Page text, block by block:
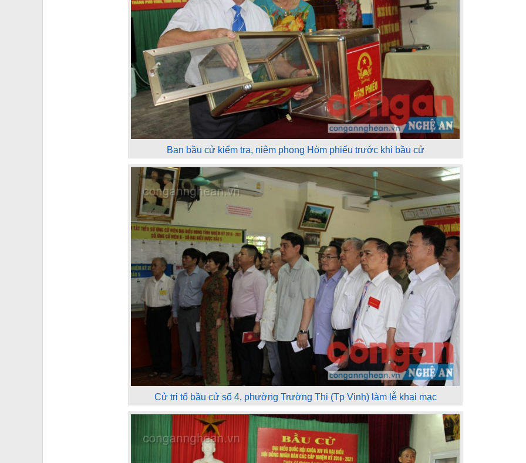
Ban bầu cử kiểm tra, niêm phong Hòm phiếu trước khi bầu cử
Cử tri tổ bầu cử số 4, phường Trường Thi (Tp Vinh) làm lễ khai mạc